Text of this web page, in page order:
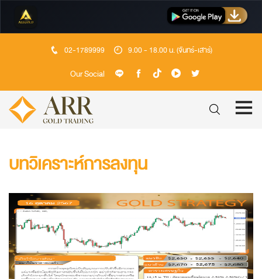
02-1789999 9.00 - 18.00 น. (จันทร์-เสาร์)
Our Social
บทวิเคราะห์การลงทุน